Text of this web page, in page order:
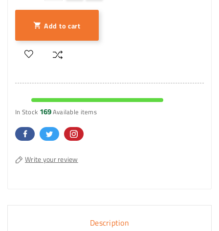
 Add to cart
In Stock 169Available items
Write your review
Description